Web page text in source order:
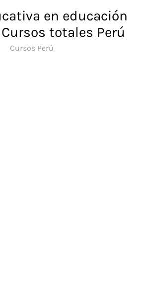
en educación
totales Perú
Cursos Perú